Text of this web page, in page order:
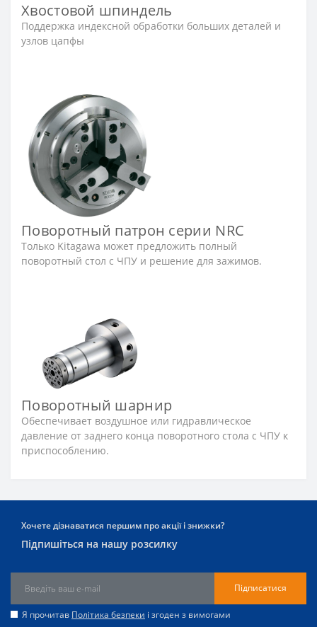
Хвостовой шпиндель
Поддержка индексной обработки больших деталей и
узлов цапфы
Поворотный патрон серии NRC
Только Kitagawa может предложить полный
поворотный стол с ЧПУ и решение для зажимов.
Поворотный шарнир
Обеспечивает воздушное или гидравлическое
давление от заднего конца поворотного стола с ЧПУ к
приспособлению.
Хочете дізнаватися першим про акції і знижки?
Підпишіться на нашу розсилку
Підписатися
Я прочитав Політика безпеки і згоден з вимогами